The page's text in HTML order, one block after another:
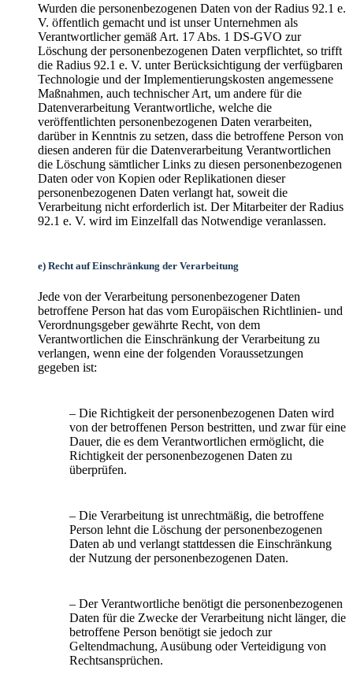
Wurden die personenbezogenen Daten von der Radius 92.1 e.
V. öffentlich gemacht und ist unser Unternehmen als
Verantwortlicher gemäß Art. 17 Abs. 1 DS-GVO zur
Löschung der personenbezogenen Daten verpflichtet, so trifft
die Radius 92.1 e. V. unter Berücksichtigung der verfügbaren
Technologie und der Implementierungskosten angemessene
Maßnahmen, auch technischer Art, um andere für die
Datenverarbeitung Verantwortliche, welche die
veröffentlichten personenbezogenen Daten verarbeiten,
darüber in Kenntnis zu setzen, dass die betroffene Person von
diesen anderen für die Datenverarbeitung Verantwortlichen
die Löschung sämtlicher Links zu diesen personenbezogenen
Daten oder von Kopien oder Replikationen dieser
personenbezogenen Daten verlangt hat, soweit die
Verarbeitung nicht erforderlich ist. Der Mitarbeiter der Radius
92.1 e. V. wird im Einzelfall das Notwendige veranlassen.
e) Recht auf Einschränkung der Verarbeitung
Jede von der Verarbeitung personenbezogener Daten
betroffene Person hat das vom Europäischen Richtlinien- und
Verordnungsgeber gewährte Recht, von dem
Verantwortlichen die Einschränkung der Verarbeitung zu
verlangen, wenn eine der folgenden Voraussetzungen
gegeben ist:
– Die Richtigkeit der personenbezogenen Daten wird
von der betroffenen Person bestritten, und zwar für eine
Dauer, die es dem Verantwortlichen ermöglicht, die
Richtigkeit der personenbezogenen Daten zu
überprüfen.
– Die Verarbeitung ist unrechtmäßig, die betroffene
Person lehnt die Löschung der personenbezogenen
Daten ab und verlangt stattdessen die Einschränkung
der Nutzung der personenbezogenen Daten.
– Der Verantwortliche benötigt die personenbezogenen
Daten für die Zwecke der Verarbeitung nicht länger, die
betroffene Person benötigt sie jedoch zur
Geltendmachung, Ausübung oder Verteidigung von
Rechtsansprüchen.